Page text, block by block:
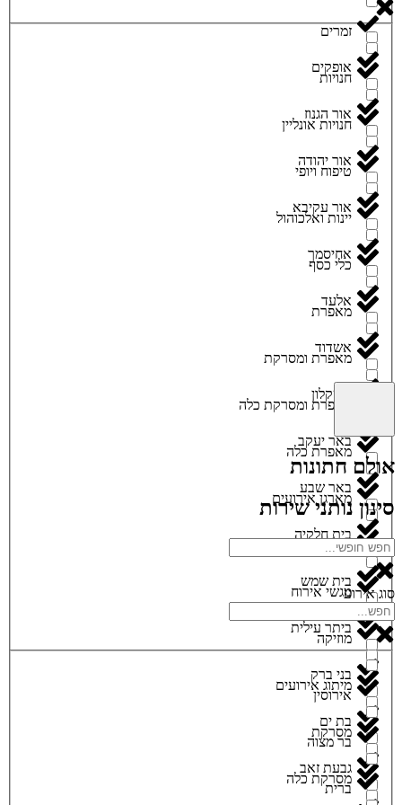
זמרים
חנויות
חנויות אונליין
טיפוח ויופי
יינות ואלכוהול
כלי כסף
מאפרת
מאפרת ומסרקת
מאפרת ומסרקת כלה
מאפרת כלה
מארגן אירועים
מגנטים
מגשי אירוח
מוזיקה
מיתוג אירועים
מסרקת
מסרקת כלה
אופקים
אור הגנוז
אור יהודה
אור עקיבא
אחיסמך
אלעד
אשדוד
אשקלון
באר יעקב
באר שבע
בית חלקיה
בית שמש
ביתר עילית
בני ברק
בת ים
גבעת זאב
אולם חתונות
סינון נותני שירות
סוג אירוע
אירוסין
בר מצוה
ברית